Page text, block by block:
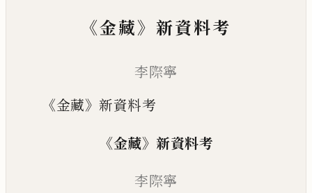
《金藏》新資料考
李際寧
《金藏》新資料考
《金藏》 新資料考
李際寧